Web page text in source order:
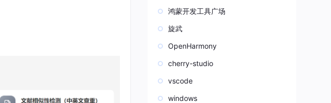
鸿蒙开发工具广场
旋武
OpenHarmony
cherry-studio
vscode
windows